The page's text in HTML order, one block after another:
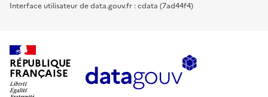
Interface utilisateur de data.gouv.fr : cdata (7ad44f4)
RÉPUBLIQUE
FRANÇAISE